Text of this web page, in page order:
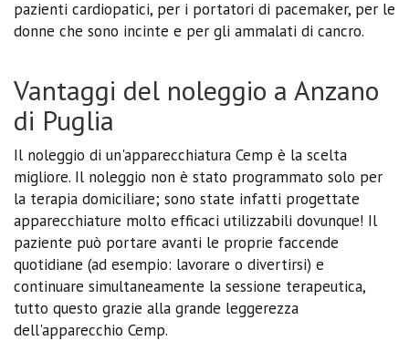
pazienti cardiopatici, per i portatori di pacemaker, per le
donne che sono incinte e per gli ammalati di cancro.
Vantaggi del noleggio a Anzano
di Puglia
Il noleggio di un'apparecchiatura Cemp è la scelta
migliore. Il noleggio non è stato programmato solo per
la terapia domiciliare; sono state infatti progettate
apparecchiature molto efficaci utilizzabili dovunque! Il
paziente può portare avanti le proprie faccende
quotidiane (ad esempio: lavorare o divertirsi) e
continuare simultaneamente la sessione terapeutica,
tutto questo grazie alla grande leggerezza
dell'apparecchio Cemp.